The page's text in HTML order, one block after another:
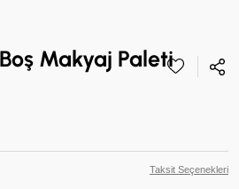
Makyaj Paleti
Taksit Seçenekleri